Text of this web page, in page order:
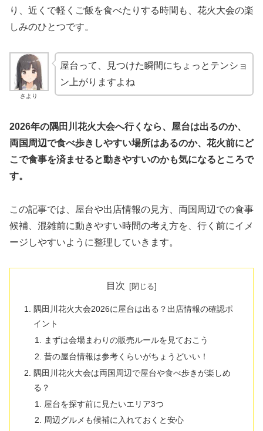
り、近くで軽くご飯を食べたりする時間も、花火大会の楽
しみのひとつです。
さより
屋台って、見つけた瞬間にちょっとテンショ
ン上がりますよね
2026年の隅田川花火大会へ行くなら、屋台は出るのか、
両国周辺で食べ歩きしやすい場所はあるのか、花火前にど
こで食事を済ませると動きやすいのかも気になるところで
す。
この記事では、屋台や出店情報の見方、両国周辺での食事
候補、混雑前に動きやすい時間の考え方を、行く前にイメ
ージしやすいように整理していきます。
目次
隅田川花火大会2026に屋台は出る？出店情報の確認ポ
イント
まずは会場まわりの販売ルールを見ておこう
昔の屋台情報は参考くらいがちょうどいい！
隅田川花火大会は両国周辺で屋台や食べ歩きが楽しめ
る？
屋台を探す前に見たいエリア3つ
周辺グルメも候補に入れておくと安心